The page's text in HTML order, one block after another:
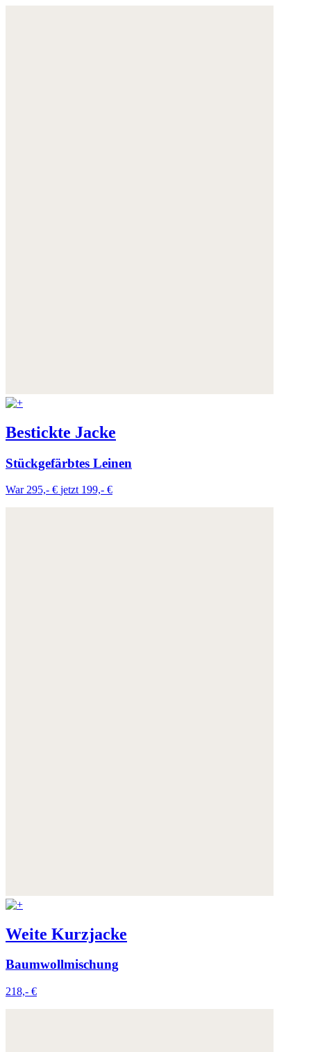
Bestickte Jacke
Stückgefärbtes Leinen
War 295,- € jetzt 199,- €
Weite Kurzjacke
Baumwollmischung
218,- €